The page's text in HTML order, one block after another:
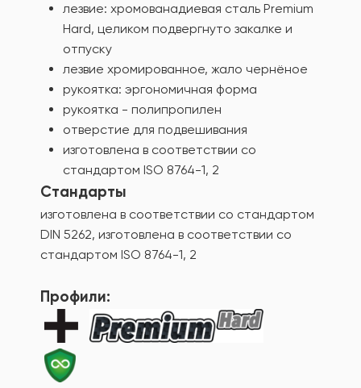
лезвие: хромованадиевая сталь Premium
Hard, целиком подвергнуто закалке и
отпуску
лезвие хромированное, жало чернёное
рукоятка: эргономичная форма
рукоятка - полипропилен
отверстие для подвешивания
изготовлена в соответствии со
стандартом ISO 8764-1, 2
Стандарты
изготовлена в соответствии со стандартом
DIN 5262, изготовлена в соответствии со
стандартом ISO 8764-1, 2
Профили: